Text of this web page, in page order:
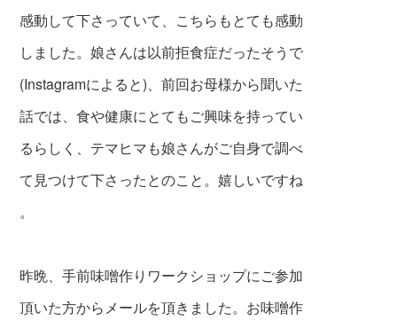
感動して下さ っていて、こちらもとても感動
しました。娘さんは以前拒食症だったそうで
(Instagramによると)、前回お母様から聞いた
話では、食や健康にとてもご興味を持ってい
るらしく、テマヒマも娘さんがご自身で調べ
て見つけて下さったとのこと。嬉しいですね
。
昨晩、手前味噌作りワークショップにご参加
頂いた方からメールを頂きました。お味噌作